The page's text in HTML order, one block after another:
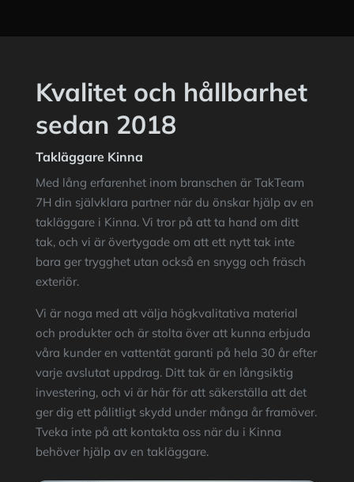
Kvalitet och hållbarhet
sedan 2018
Takläggare Kinna
Med lång erfarenhet inom branschen är TakTeam
7H din självklara partner när du önskar hjälp av en
takläggare i Kinna. Vi tror på att ta hand om ditt
tak, och vi är övertygade om att ett nytt tak inte
bara ger trygghet utan också en snygg och fräsch
exteriör.
Vi är noga med att välja högkvalitativa material
och produkter och är stolta över att kunna erbjuda
våra kunder en vattentät garanti på hela 30 år efter
varje avslutat uppdrag. Ditt tak är en långsiktig
investering, och vi är här för att säkerställa att det
ger dig ett pålitligt skydd under många år framöver.
Tveka inte på att kontakta oss när du i Kinna
behöver hjälp av en takläggare.